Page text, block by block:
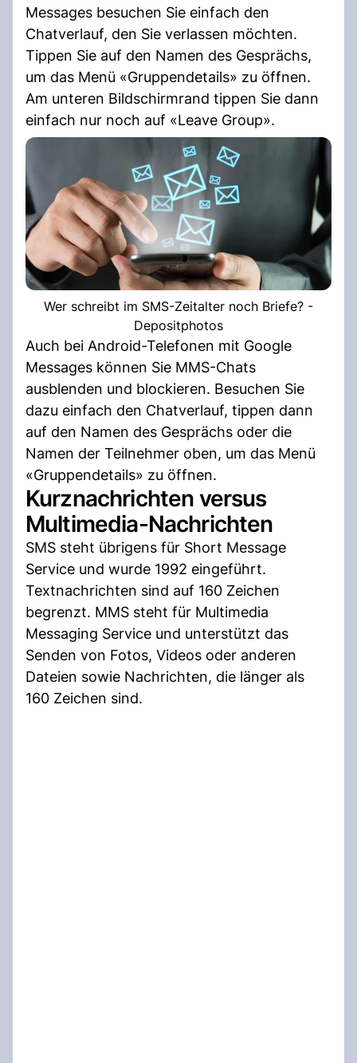
Messages besuchen Sie einfach den
Chatverlauf, den Sie verlassen möchten.
Tippen Sie auf den Namen des Gesprächs,
um das Menü «Gruppendetails» zu öffnen.
Am unteren Bildschirmrand tippen Sie dann
einfach nur noch auf «Leave Group».
Wer schreibt im SMS-Zeitalter noch Briefe? -
Depositphotos
Auch bei Android-Telefonen mit Google
Messages können Sie MMS-Chats
ausblenden und blockieren. Besuchen Sie
dazu einfach den Chatverlauf, tippen dann
auf den Namen des Gesprächs oder die
Namen der Teilnehmer oben, um das Menü
«Gruppendetails» zu öffnen.
Kurznachrichten versus
Multimedia-Nachrichten
SMS steht übrigens für Short Message
Service und wurde 1992 eingeführt.
Textnachrichten sind auf 160 Zeichen
begrenzt. MMS steht für Multimedia
Messaging Service und unterstützt das
Senden von Fotos, Videos oder anderen
Dateien sowie Nachrichten, die länger als
160 Zeichen sind.